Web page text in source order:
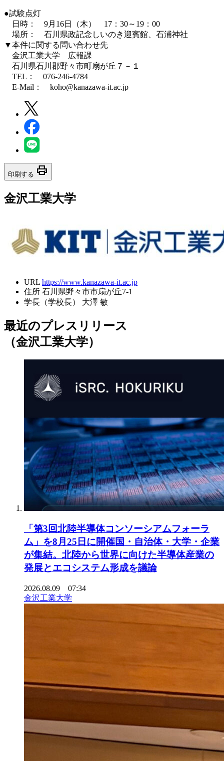
●試験点灯
日時： 9月16日（木） 17：30～19：00
場所： 石川県政記念しいのき迎賓館、石浦神社
▼本件に関する問い合わせ先
金沢工業大学 広報課
石川県石川郡野々市町扇が丘７－１
TEL： 076-246-4784
E-Mail： koho@kanazawa-it.ac.jp
印刷する print
金沢工業大学
URL https://www.kanazawa-it.ac.jp
住所 石川県野々市市扇が丘7-1
学長（学校長）
大澤 敏
最近のプレスリリース
（金沢工業大学）
「第3回北陸半導体コンソーシアムフォーラ
ム」を8月25日に開催国・自治体・大学・企業
が集結。北陸から世界に向けた半導体産業の
発展とエコシステム形成を議論
2026.08.09 07:34
金沢工業大学